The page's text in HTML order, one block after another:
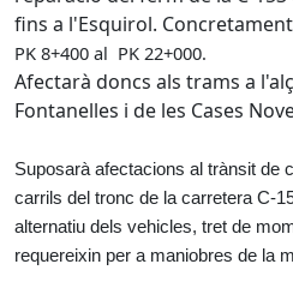
fins a l'Esquirol.
PK 8+400 al PK 22+000.
Afectarà doncs als trams a
Fontanelles i de les Cases
Suposarà afectacions al trànsit de
carrils del tronc de la carretera C-
alternatiu dels vehicles, tret de
requereixin per a maniobres de la